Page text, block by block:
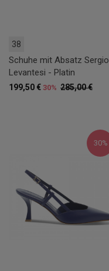
38
Schuhe mit Absatz Sergio
Levantesi - Platin
285,00 €
199,50 € 30%
30%